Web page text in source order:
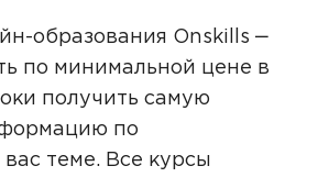
образования Onskills ‒
по минимальной цене в
получить самую
по
теме. Все курсы